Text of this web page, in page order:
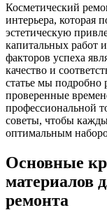
Косметический
интерьера, которая
эстетическую
капитальных работ
факторов успеха
качество и
статье мы подробно
проверенные
профессиональной
советы, чтобы
оптимальным
Основные
материалов
ремонта